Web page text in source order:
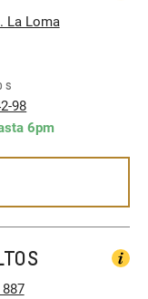
La Loma
98
6pm